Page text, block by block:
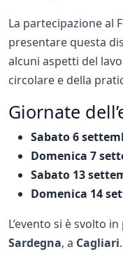
La partecipazione al
presentare questa
alcuni aspetti del
circolare e della
Giornate
Sabato 6
Domenica 7
Sabato 13
Domenica 14
L’evento si è svolto
Sardegna, a Cagliari.